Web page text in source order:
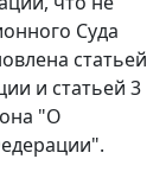
Суда
статьей
и статьей 3
"О